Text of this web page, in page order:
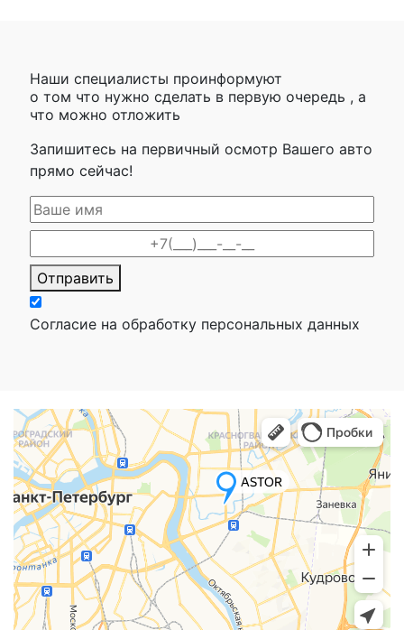
Наши специалисты проинформуют
о том что нужно сделать в первую очередь , а
что можно отложить
Запишитесь на первичный осмотр Вашего авто
прямо сейчас!
Отправить
Согласие на обработку персональных данных